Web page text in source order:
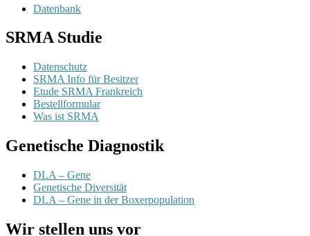
Datenbank
SRMA Studie
Datenschutz
SRMA Info für Besitzer
Etude SRMA Frankreich
Bestellformular
Was ist SRMA
Genetische Diagnostik
DLA – Gene
Genetische Diversität
DLA – Gene in der Boxerpopulation
Wir stellen uns vor